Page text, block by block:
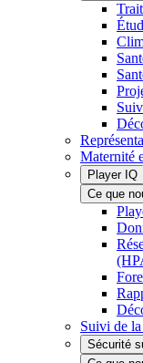
Maternité
Player IQ
Ce que
Suivi de
Sécurité